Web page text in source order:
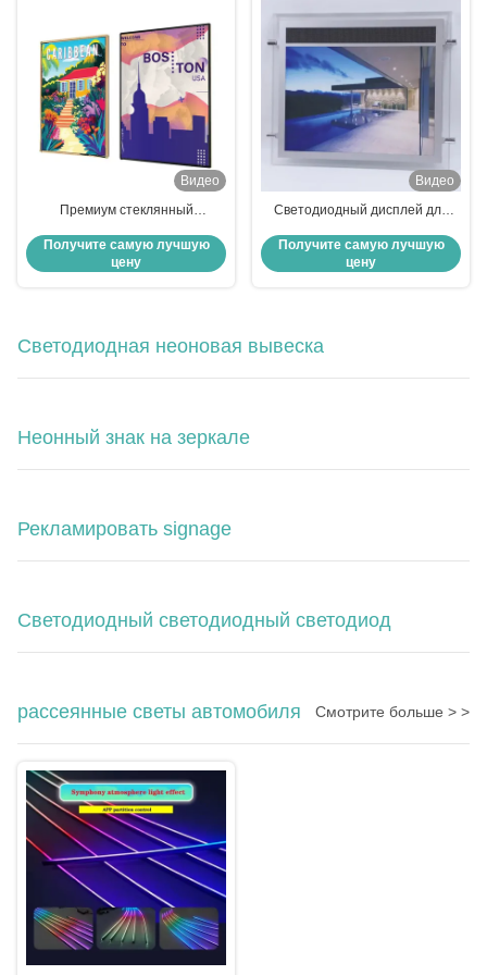
Видео
Премиум стеклянный
Заводская оптовая продажа.
Ультратонкие рекламные
Получите самую лучшую
цену
Видео
Светодиодный дисплей для
формата A3 A4, акриловая
рамка, световой короб, вывеска
Получите самую лучшую
цену
Светодиодная неоновая вывеска
Неонный знак на зеркале
Рекламировать signage
Светодиодный светодиодный светодиод
рассеянные светы автомобиля Смотрите больше > >